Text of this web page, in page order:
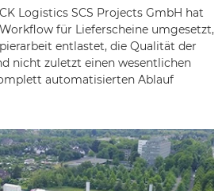
Logistics SCS Projects GmbH hat
für Lieferscheine umgesetzt,
entlastet, die Qualität der
nicht zuletzt einen wesentlichen
automatisierten Ablauf